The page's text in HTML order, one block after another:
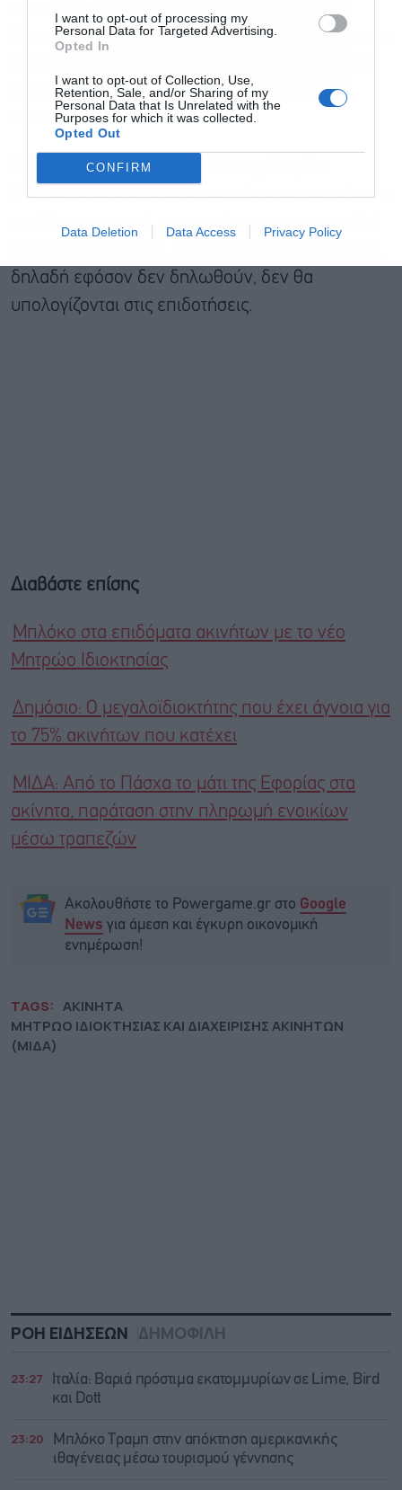
I want to opt-out of processing my
Personal Data for Targeted Advertising.
Opted In
I want to opt-out of Collection, Use,
Retention, Sale, and/or Sharing of my
Personal Data that Is Unrelated with the
Purposes for which it was collected.
Opted Out
CONFIRM
Data Deletion Data Access Privacy Policy
Χωράφια που δεν του ανήκουν, αγροτεμάχια που
ανταλλαγή χωραφιών, χωρίς όλα αυτά να
δηλώνονται πουθενά.
Πλέον αυτό αλλάζει και κάθε αγρότης θα
δηλώνει υποχρεωτικά τα χωράφια του, αυτά που
μισθώνει και αυτά που του έχουν παραχωρηθεί
δηλαδή εφόσον δεν δηλωθούν, δεν θα
υπολογίζονται στις επιδοτήσεις.
Διαβάστε επίσης
Μπλόκο στα επιδόματα ακινήτων με το νέο
Μητρώο Ιδιοκτησίας
Δημόσιο: Ο μεγαλοϊδιοκτήτης που έχει άγνοια για
το 75% ακινήτων που κατέχει
ΜΙΔΑ: Από το Πάσχα το μάτι της Εφορίας στα
ακίνητα, παράταση στην πληρωμή ενοικίων
μέσω τραπεζών
Ακολουθήστε το Powergame.gr στο Google
News για άμεση και έγκυρη οικονομική
ενημέρωση!
TAGS: ΑΚΙΝΗΤΑ
ΜΗΤΡΩΟ ΙΔΙΟΚΤΗΣΙΑΣ ΚΑΙ ΔΙΑΧΕΙΡΙΣΗΣ ΑΚΙΝΗΤΩΝ
(ΜΙΔΑ)
ΡΟΗ ΕΙΔΗΣΕΩΝ ΔΗΜΟΦΙΛΗ
23:27
Ιταλία: Βαριά πρόστιμα εκατομμυρίων σε Lime, Bird
και Dott
23:20
Μπλόκο Τραμπ στην απόκτηση αμερικανικής
ιθαγένειας μέσω τουρισμού γέννησης